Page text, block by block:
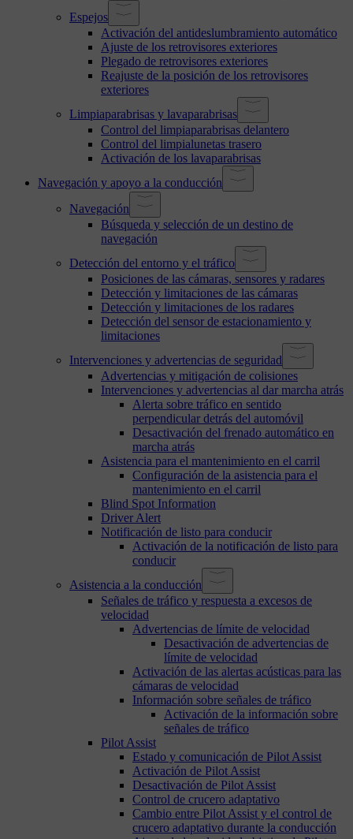
Espejos
Activación del antideslumbramiento automático
Ajuste de los retrovisores exteriores
Plegado de retrovisores exteriores
Reajuste de la posición de los retrovisores
exteriores
Limpiaparabrisas y lavaparabrisas
Control del limpiaparabrisas delantero
Control del limpialunetas trasero
Activación de los lavaparabrisas
Navegación y apoyo a la conducción
Navegación
Búsqueda y selección de un destino de
navegación
Detección del entorno y el tráfico
Posiciones de las cámaras, sensores y radares
Detección y limitaciones de las cámaras
Detección y limitaciones de los radares
Detección del sensor de estacionamiento y
limitaciones
Intervenciones y advertencias de seguridad
Advertencias y mitigación de colisiones
Intervenciones y advertencias al dar marcha atrás
Alerta sobre tráfico en sentido
perpendicular detrás del automóvil
Desactivación del frenado automático en
marcha atrás
Asistencia para el mantenimiento en el carril
Configuración de la asistencia para el
mantenimiento en el carril
Blind Spot Information
Driver Alert
Notificación de listo para conducir
Activación de la notificación de listo para
conducir
Asistencia a la conducción
Señales de tráfico y respuesta a excesos de
velocidad
Advertencias de límite de velocidad
Desactivación de advertencias de
límite de velocidad
Activación de las alertas acústicas para las
cámaras de velocidad
Información sobre señales de tráfico
Activación de la información sobre
señales de tráfico
Pilot Assist
Estado y comunicación de Pilot Assist
Activación de Pilot Assist
Desactivación de Pilot Assist
Control de crucero adaptativo
Cambio entre Pilot Assist y el control de
crucero adaptativo durante la conducción